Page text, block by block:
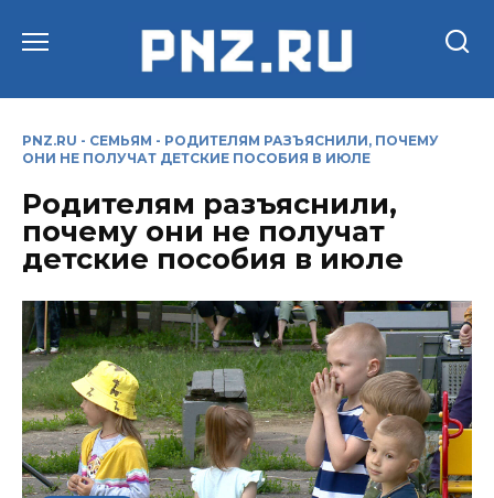
PNZ.RU - СЕМЬЯМ - РОДИТЕЛЯМ РАЗЪЯСНИЛИ, ПОЧЕМУ
ОНИ НЕ ПОЛУЧАТ ДЕТСКИЕ ПОСОБИЯ В ИЮЛЕ
Родителям разъяснили,
почему они не получат
детские пособия в июле